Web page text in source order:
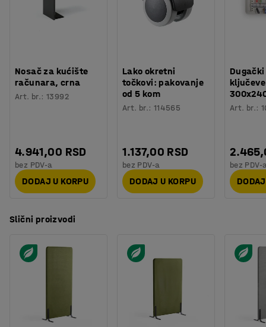
Nosač za kućište
računara, crna
Art. br.:13992
4.941,00 RSD
bez PDV-a
DODAJ U KORPU
Lako okretni
točkovi: pakovanje
od 5 kom
Art. br.: 114565
1.137,00 RSD
bez PDV-a
DODAJ U KORPU
Art. br.:
bez PDV-
Slični proizvodi